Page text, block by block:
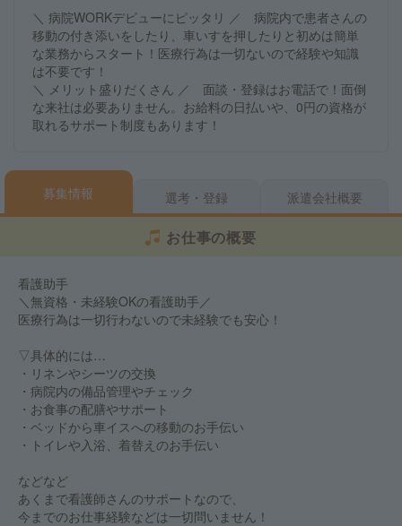
＼ 病院WORKデビューにピッタリ ／ 病院内で患者さんの
移動の付き添いをしたり、車いすを押したりと初めは簡単
な業務からスタート！医療行為は一切ないので経験や知識
は不要です！
＼ メリット盛りだくさん ／ 面談・登録はお電話で！面倒
な来社は必要ありません。お給料の日払いや、0円の資格が
取れるサポート制度もあります！
募集情報 選考・登録 派遣会社概要
お仕事の概要
看護助手
＼無資格・未経験OKの看護助手／
医療行為は一切行わないので未経験でも安心！
▽具体的には…
・リネンやシーツの交換
・病院内の備品管理やチェック
・お食事の配膳やサポート
・ベッドから車イスへの移動のお手伝い
・トイレや入浴、着替えのお手伝い
などなど
あくまで看護師さんのサポートなので、
今までのお仕事経験などは一切問いません！